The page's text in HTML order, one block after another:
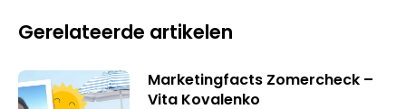
Gerelateerde artikelen
Marketingfacts Zomercheck –
Vita Kovalenko